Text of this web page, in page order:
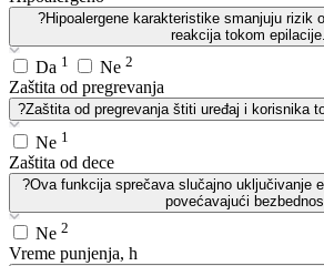
?Hipoalergene karakteristike smanjuju rizik
reakcija tokom epilacije.
Da 1 Ne 2
Zaštita od pregrevanja
?Zaštita od pregrevanja štiti uređaj i korisnika
Ne 1
Zaštita od dece
?Ova funkcija sprečava slučajno uključivanje
povećavajući
Ne 2
Vreme punjenja, h